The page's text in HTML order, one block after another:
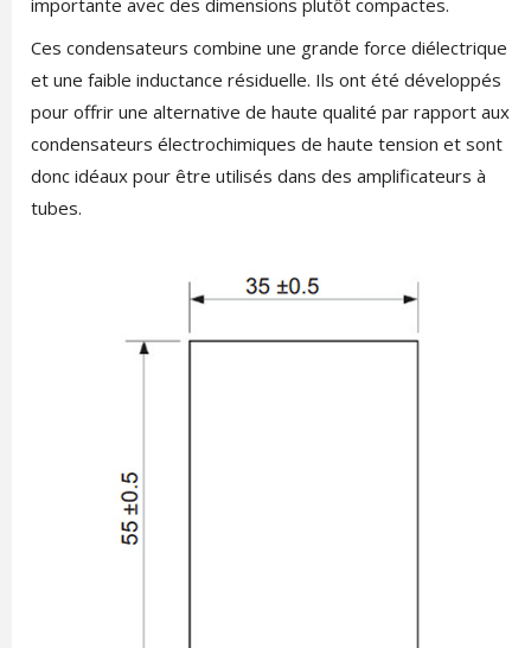
importante avec des dimensions plutôt compactes.
Ces condensateurs combine une grande force diélectrique
et une faible inductance résiduelle. Ils ont été développés
pour offrir une alternative de haute qualité par rapport aux
condensateurs électrochimiques de haute tension et sont
donc idéaux pour être utilisés dans des amplificateurs à
tubes.